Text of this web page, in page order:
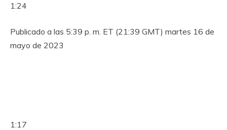
1:24
Publicado a las 5:39 p. m. ET (21:39 GMT) martes 16 de
mayo de 2023
1:17